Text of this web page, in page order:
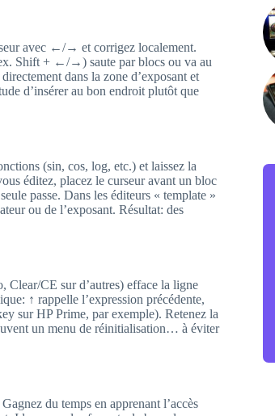
avec ←/→ et corrigez localement.
Shift + ←/→) saute par blocs ou va au
dans la zone d’exposant et
d’insérer au bon endroit plutôt que
(sin, cos, log, etc.) et laissez la
éditez, placez le curseur avant un bloc
passe. Dans les éditeurs « template »
ou de l’exposant. Résultat: des
Clear/CE sur d’autres) efface la ligne
↑ rappelle l’expression précédente,
sur HP Prime, par exemple). Retenez la
un menu de réinitialisation… à éviter
du temps en apprenant l’accès